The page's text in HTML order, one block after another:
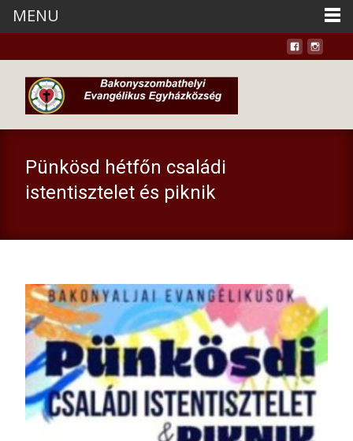
Pünkösd hétfőn családi
istentisztelet és piknik
MENU